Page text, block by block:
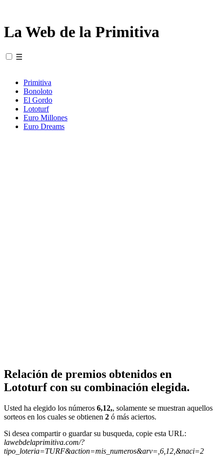
La Web de la Primitiva
☰
Primitiva
Bonoloto
El Gordo
Lototurf
Euro Millones
Euro Dreams
Relación de premios obtenidos en
Lototurf con su combinación elegida.
Usted ha elegido los números 6,12,, solamente se muestran aquellos
sorteos en los cuales se obtienen 2 ó más aciertos.
Si desea compartir o guardar su busqueda, copie esta URL:
lawebdelaprimitiva.com/?
tipo_loteria=TURF&action=mis_numeros&arv=,6,12,&naci=2